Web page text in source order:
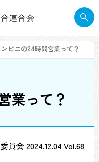
ンビニの24時間営業って？
業って？
員会 2024.12.04 Vol.68